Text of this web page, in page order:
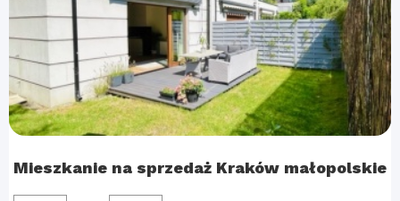
Mieszkanie na sprzedaż Kraków małopolskie